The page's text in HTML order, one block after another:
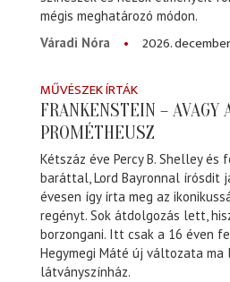
mégis meghatározó módon.
Váradi Nóra
2026.
MŰVÉSZEK ÍRTÁK
FRANKENSTEIN – AVAGY
PROMÉTHEUSZ
Kétszáz éve Percy B. Shelley és
baráttal, Lord Bayronnal írósdit
évesen így írta meg az
regényt. Sok átdolgozás lett,
borzongani. Itt csak a 16 éven
Hegymegi Máté új változata ma
látványszínház.